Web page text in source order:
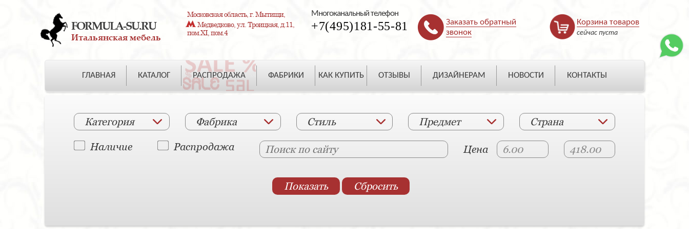
FORMULA-SU.RU
Итальянская мебель
Московская область, г. Мытищи,
Медведково, ул. Троицкая, д.11,
пом.XI, пом.4
Многоканальный телефон
+7(495)181-55-81
Заказать обратный
звонок
Корзина товаров
сейчас пуста
ГЛАВНАЯ КАТАЛОГ РАСПРОДАЖА ФАБРИКИ КАК КУПИТЬ ОТЗЫВЫ ДИЗАЙНЕРАМ НОВОСТИ КОНТАКТЫ
Категория Фабрика Стиль Предмет Страна
Наличие Распродажа Цена